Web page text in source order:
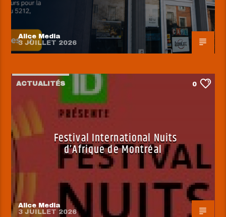
Alice Media
3 JUILLET 2026
ACTUALITÉS 0
Festival International Nuits
d’Afrique de Montréal
Alice Media
3 JUILLET 2026